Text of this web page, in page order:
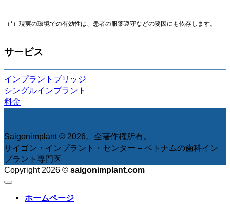
（*）現実の環境での有効性は、患者の服薬遵守などの要因にも依存します。
サービス
インプラントブリッジ
シングルインプラント
料金
Saigonimplant © 2026。全著作権所有。
サイゴン・インプラント・センター – ベトナムの歯科イン
プラント専門医
Copyright 2026 © saigonimplant.com
ホームページ